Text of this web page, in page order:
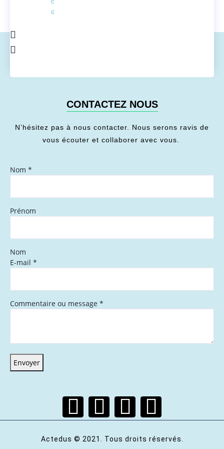
de l'énergie
CONTACTEZ NOUS
N’hésitez pas à nous contacter. Nous serons ravis de
vous écouter et collaborer avec vous.
Nom *
Prénom
Nom
E-mail *
Commentaire ou message *
Envoyer
Actedus © 2021. Tous droits réservés.